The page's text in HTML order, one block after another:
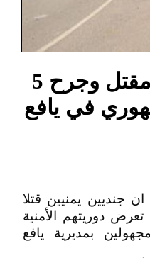
اثر كمين مسلح:مقتل وجرح 5
في يافع
جنديين يمنيين قتلا
بعد تعرض دوريتهم الأمنية
بمديرية يافع